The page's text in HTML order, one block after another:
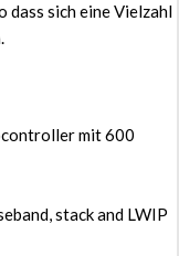
sich eine Vielzahl
mit 600
stack and LWIP